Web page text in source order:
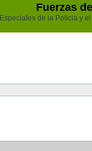
Fuerzas
de la Policia y